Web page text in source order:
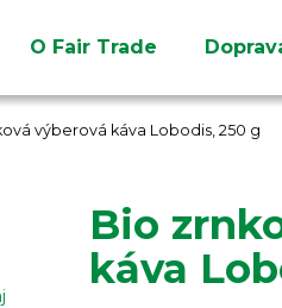
O Fair Trade
výberová káva Lobodis, 250 g
Bio
káva
Čo